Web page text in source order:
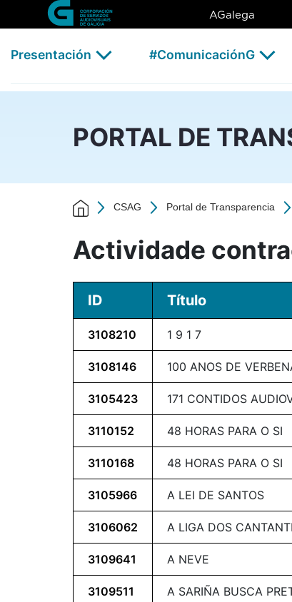
Skip to Main Content
Actividade contractual -
AGalega
Presentación #ComunicaciónG
PORTAL DE
CSAG Portal de Transparencia
Actividade
ID Título
3108210 1 9 1 7
3108146 100 ANOS DE
3105423 171 CONTIDOS
3110152 48 HORAS PARA O SI
3110168 48 HORAS PARA O SI
3105966 A LEI DE SANTOS
3106062 A LIGA DOS
3109641 A NEVE
3109511 A SARIÑA BUSCA